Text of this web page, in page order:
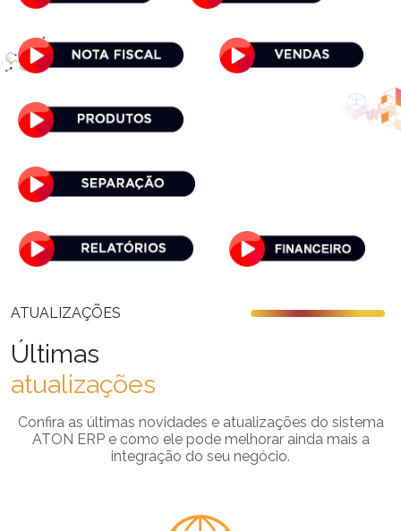
ATUALIZAÇÕES
Últimas
atualizações
Confira as últimas novidades e atualizações do sistema
ATON ERP e como ele pode melhorar ainda mais a
integração do seu negócio.